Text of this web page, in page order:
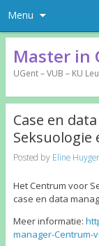
Menu
Master in
UGent – VUB – KU
Case en
Seksuologie
Posted by Eline
Het Centrum voor
case en data
Meer informatie:
manager-Centrum-